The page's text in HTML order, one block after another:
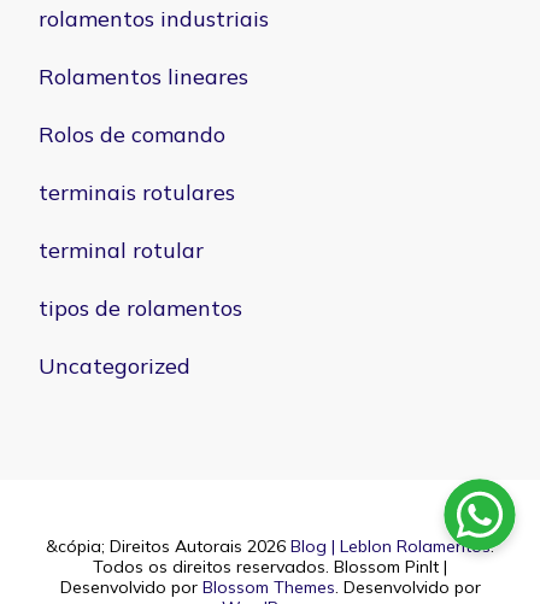
rolamentos industriais
Rolamentos lineares
Rolos de comando
terminais rotulares
terminal rotular
tipos de rolamentos
Uncategorized
&cópia; Direitos Autorais 2026 Blog | Leblon Rolamentos.
Todos os direitos reservados. Blossom PinIt |
Desenvolvido por Blossom Themes . Desenvolvido por